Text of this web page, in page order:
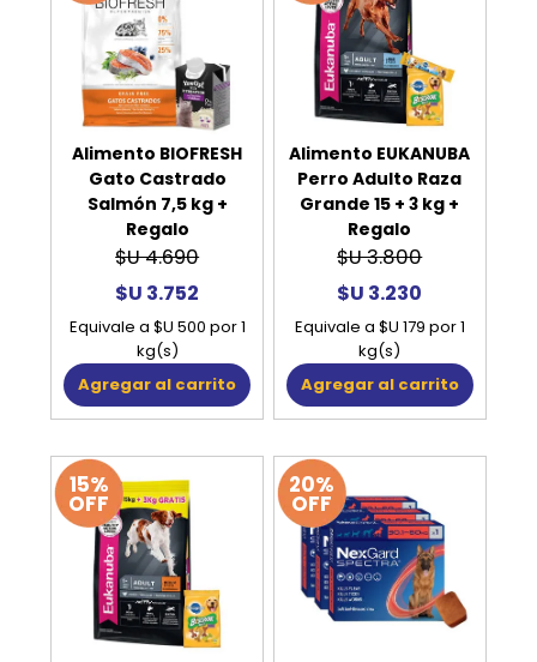
Alimento BIOFRESH
Gato Castrado
Salmón 7,5 kg +
Regalo
$U 4.690
$U 3.752
Equivale a $U 500 por 1
kg(s)
Agregar al carrito
Alimento EUKANUBA
Perro Adulto Raza
Grande 15 + 3 kg +
Regalo
$U 3.800
$U 3.230
Equivale a $U 179 por 1
kg(s)
Agregar al carrito
15%
OFF
20%
OFF